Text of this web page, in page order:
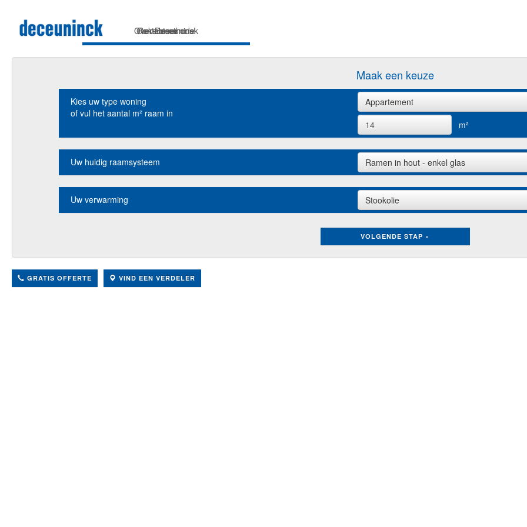
Home
Over Deceuninck
Rekenmethode
Contacteer ons!
Maak een keuze
Kies uw type woning
of vul het aantal m² raam in
Appartement
m²
Uw huidig raamsysteem Ramen in hout - enkel glas
Uw verwarming Stookolie
VOLGENDE STAP »
GRATIS OFFERTE VIND EEN VERDELER